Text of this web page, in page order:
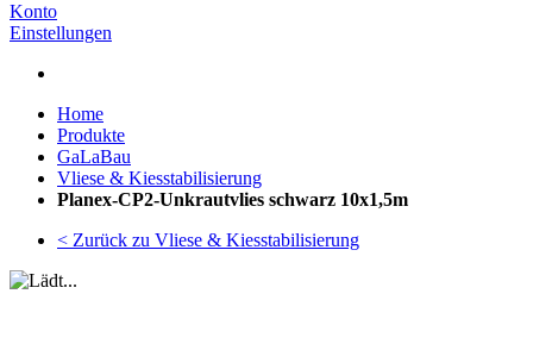
Konto
Einstellungen
Home
Produkte
GaLaBau
Vliese & Kiesstabilisierung
Planex-CP2-Unkrautvlies schwarz 10x1,5m
< Zurück zu Vliese & Kiesstabilisierung